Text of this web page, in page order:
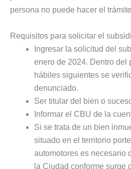
persona no puede hacer el
Requisitos para solicitar el
Ingresar la solicitud del
enero de 2024. Dentro del
hábiles siguientes se
denunciado.
Ser titular del bien o
Informar el CBU de la
Si se trata de un bien
situado en el territorio
automotores es necesario
la Ciudad conforme surge